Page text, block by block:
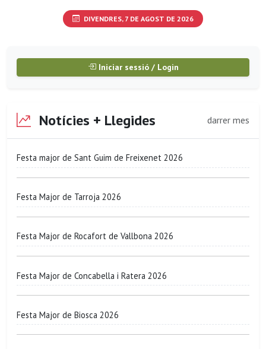
DIVENDRES, 7 DE AGOST DE 2026
Iniciar sessió / Login
Notícies + Llegides darrer mes
Festa major de Sant Guim de Freixenet 2026
Festa Major de Tarroja 2026
Festa Major de Rocafort de Vallbona 2026
Festa Major de Concabella i Ratera 2026
Festa Major de Biosca 2026